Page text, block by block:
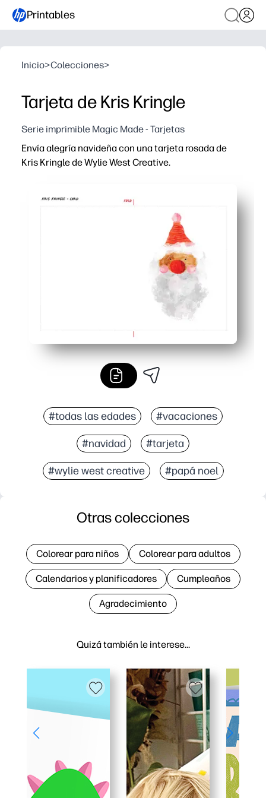
Printables
Inicio>Colecciones>
Tarjeta de Kris Kringle
Serie imprimible Magic Made - Tarjetas
Envía alegría navideña con una tarjeta rosada de
Kris Kringle de Wylie West Creative.
El interior en blanco te permite personalizar los
Las obras de arte de Jolly Santa brindan alegría
Su tamaño permite una impresión sencilla en casa y
#todas las edades #vacaciones
#navidad #tarjeta
#wylie west creative #papá noel
Quizá también le interese…
Otras colecciones
Colorear para niños Colorear para adultos
Calendarios y planificadores Cumpleaños
Agradecimiento